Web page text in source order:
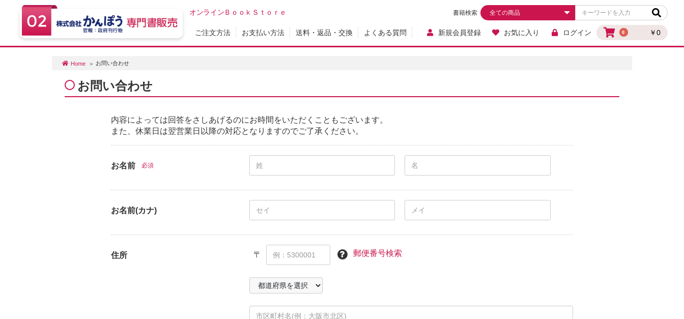
オンラインＢｏｏｋＳｔｏｒｅ
0 ￥0
書籍検索
ご注文方法 お支払い方法 送料・返品・交換 よくある質問 新規会員登録 お気に入り ログイン
Home お問い合わせ
お問い合わせ
内容によっては回答をさしあげるのにお時間をいただくこともございます。
また、休業日は翌営業日以降の対応となりますのでご了承ください。
お名前 必須
お名前(カナ)
住所 〒 郵便番号検索